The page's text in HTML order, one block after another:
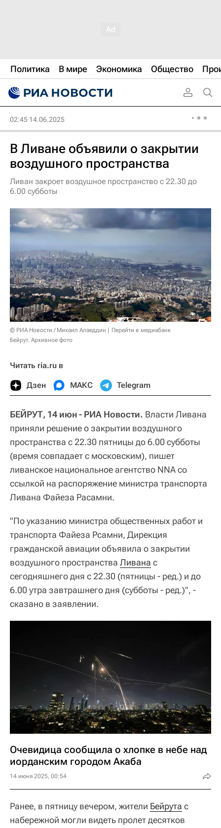
Политика В мире Экономика Общество
02:45 14.06.2025
В Ливане объявили о закрытии
воздушного пространства
Ливан закроет воздушное пространство с 22.30 до
6.00 субботы
© РИА Новости / Михаил Алаеддин
Перейти в медиабанк
Бейрут. Архивное фото
Читать ria.ru в
Дзен МАКС Telegram
БЕЙРУТ, 14 июн - РИА Новости. Власти Ливана
приняли решение о закрытии воздушного
пространства с 22.30 пятницы до 6.00 субботы
(время совпадает с московским), пишет
ливанское национальное агентство NNA со
ссылкой на распоряжение министра транспорта
Ливана Файеза Расамни.
"По указанию министра общественных работ и
транспорта Файеза Рсамни, Дирекция
гражданской авиации объявила о закрытии
воздушного пространства Ливана с
сегодняшнего дня с 22.30 (пятницы - ред.) и до
6.00 утра завтрашнего дня (субботы - ред.)", -
сказано в заявлении.
Очевидица сообщила о хлопке в небе над
иорданским городом Акаба
14 июня 2025, 00:54
Ранее, в пятницу вечером, жители Бейрута с
набережной могли видеть пролет десятков